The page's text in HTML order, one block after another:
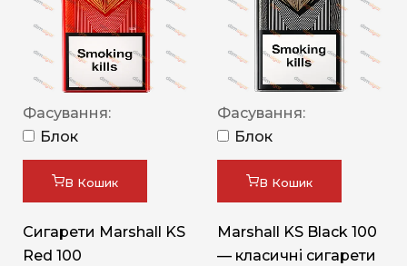
Фасування:
Блок
В Кошик
Сигарети Marshall KS
Red 100
Фасування:
Блок
В Кошик
Marshall KS Black 100
— класичні сигарети